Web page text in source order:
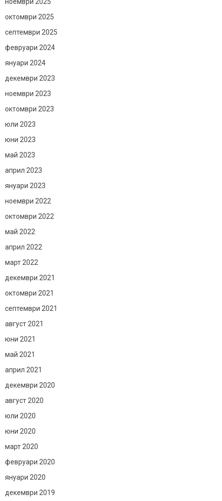
октомври 2025
септември 2025
февруари 2024
януари 2024
декември 2023
ноември 2023
октомври 2023
юли 2023
юни 2023
май 2023
април 2023
януари 2023
ноември 2022
октомври 2022
май 2022
април 2022
март 2022
декември 2021
октомври 2021
септември 2021
август 2021
юни 2021
май 2021
април 2021
декември 2020
август 2020
юли 2020
юни 2020
март 2020
февруари 2020
януари 2020
декември 2019